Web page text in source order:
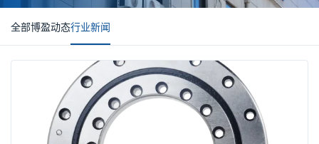
全部博盈动态行业新闻